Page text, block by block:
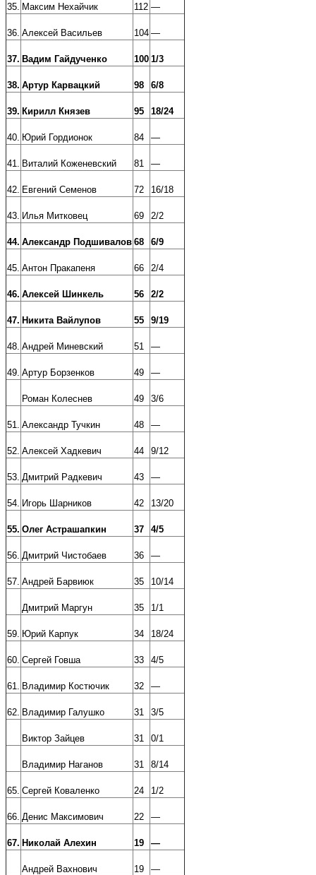
35. Максим Нехайчик 112 —
36. Алексей Васильев 104 —
37. Вадим Гайдученко 100 1/3
38. Артур Карвацкий 98 6/8
39. Кирилл Князев 95 18/24
40. Юрий Гордионок 84 —
41. Виталий Коженевский 81 —
42. Евгений Семенов 72 16/18
43. Илья Митковец 69 2/2
44. Александр Подшивалов 68 6/9
45. Антон Пракапеня 66 2/4
46. Алексей Шинкель 56 2/2
47. Никита Вайлупов 55 9/19
48. Андрей Миневский 51 —
49. Артур Борзенков 49 —
Роман Колеснев 49 3/6
51. Александр Тучкин 48 —
52. Алексей Хадкевич 44 9/12
53. Дмитрий Радкевич 43 —
54. Игорь Шарников 42 13/20
55. Олег Астрашапкин 37 4/5
56. Дмитрий Чистобаев 36 —
57. Андрей Барвиюк 35 10/14
Дмитрий Маргун 35 1/1
59. Юрий Карпук 34 18/24
60. Сергей Говша 33 4/5
61. Владимир Костючик 32 —
62. Владимир Галушко 31 3/5
Виктор Зайцев 31 0/1
Владимир Наганов 31 8/14
65. Сергей Коваленко 24 1/2
66. Денис Максимович 22 —
67. Николай Алехин 19 —
Андрей Вахнович 19 —